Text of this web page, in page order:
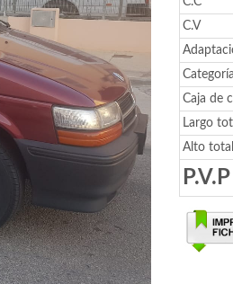
C.V
Categoría
Caja de
Largo
Alto
P.V.P